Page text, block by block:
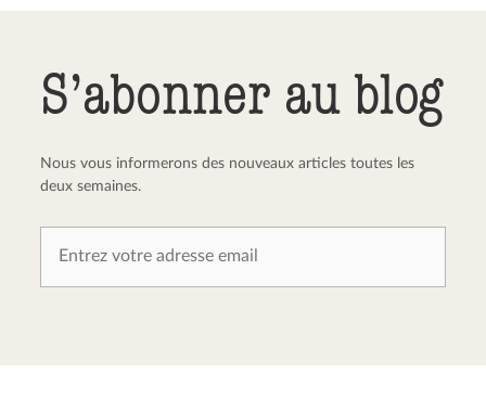
S’abonner au blog
Nous vous informerons des nouveaux articles toutes les
deux semaines.